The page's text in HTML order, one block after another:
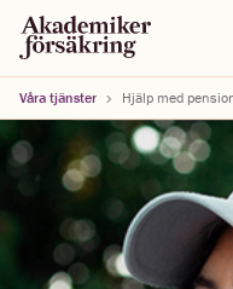
Våra tjänster Hjälp med